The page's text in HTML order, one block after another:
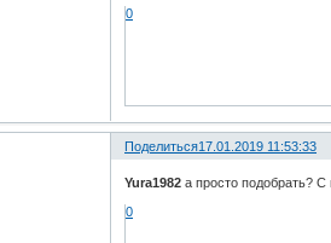
0
Поделиться17.01.2019 11:53:33
Yura1982 а просто подобрать?
0